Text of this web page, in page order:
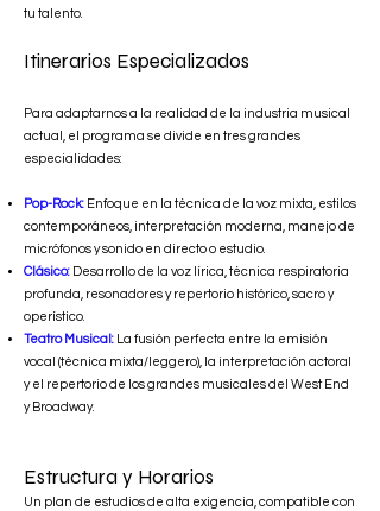
tu talento.
Itinerarios Especializados
Para adaptarnos a la realidad de la industria musical
actual, el programa se divide en tres grandes
especialidades:
Pop-Rock: Enfoque en la técnica de la voz mixta, estilos
contemporáneos, interpretación moderna, manejo de
micrófonos y sonido en directo o estudio.
Clásico: Desarrollo de la voz lírica, técnica respiratoria
profunda, resonadores y repertorio histórico, sacro y
operístico.
Teatro Musical: La fusión perfecta entre la emisión
vocal (técnica mixta/leggero), la interpretación actoral
y el repertorio de los grandes musicales del West End
y Broadway.
Estructura y Horarios
Un plan de estudios de alta exigencia, compatible con